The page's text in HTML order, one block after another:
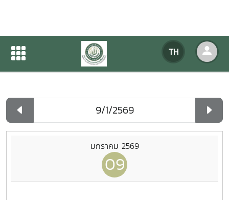
TH
ปฏิทินกิจกรรมของหน่วยงาน
ปฏิทินกิจกรรมของหน่วยงาน
มกราคม 2569
09